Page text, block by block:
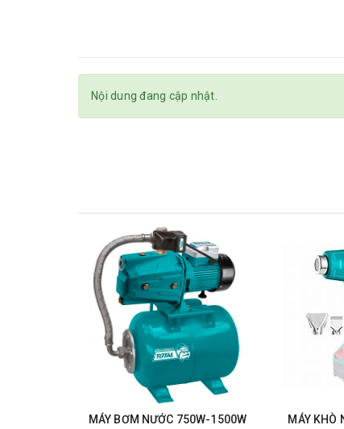
Nội dung đang cập nhật.
MÁY BƠM NƯỚC 750W-1500W
MÁY KHÒ